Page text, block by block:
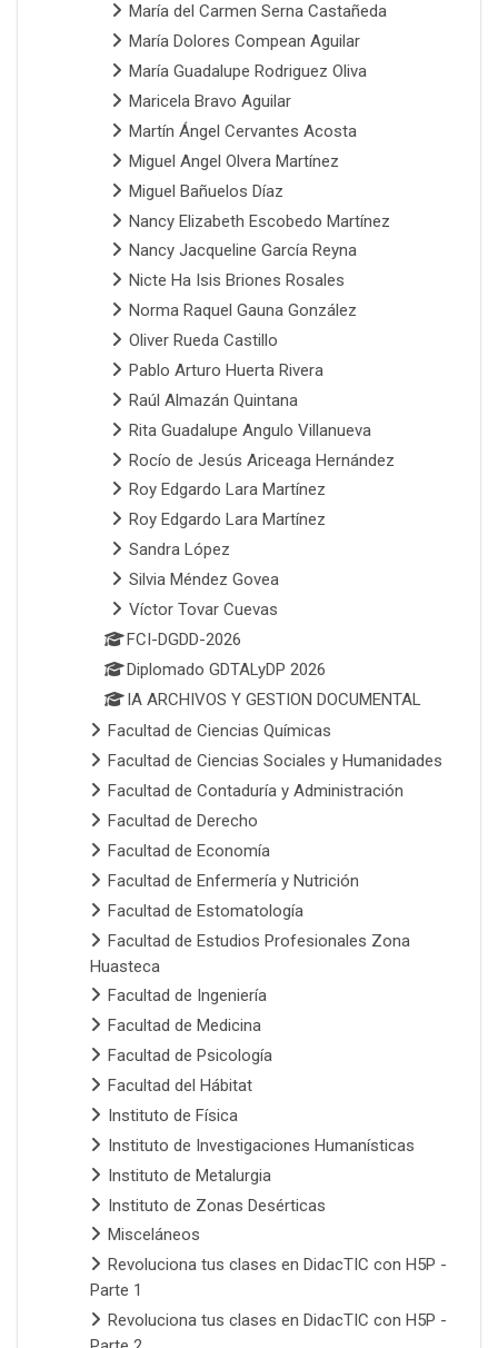
María del Carmen Serna Castañeda
María Dolores Compean Aguilar
María Guadalupe Rodriguez Oliva
Maricela Bravo Aguilar
Martín Ángel Cervantes Acosta
Miguel Angel Olvera Martínez
Miguel Bañuelos Díaz
Nancy Elizabeth Escobedo Martínez
Nancy Jacqueline García Reyna
Nicte Ha Isis Briones Rosales
Norma Raquel Gauna González
Oliver Rueda Castillo
Pablo Arturo Huerta Rivera
Raúl Almazán Quintana
Rita Guadalupe Angulo Villanueva
Rocío de Jesús Ariceaga Hernández
Roy Edgardo Lara Martínez
Roy Edgardo Lara Martínez
Sandra López
Silvia Méndez Govea
Víctor Tovar Cuevas
FCI-DGDD-2026
Diplomado GDTALyDP 2026
IA ARCHIVOS Y GESTION DOCUMENTAL
Facultad de Ciencias Químicas
Facultad de Ciencias Sociales y Humanidades
Facultad de Contaduría y Administración
Facultad de Derecho
Facultad de Economía
Facultad de Enfermería y Nutrición
Facultad de Estomatología
Facultad de Estudios Profesionales Zona
Huasteca
Facultad de Ingeniería
Facultad de Medicina
Facultad de Psicología
Facultad del Hábitat
Instituto de Física
Instituto de Investigaciones Humanísticas
Instituto de Metalurgia
Instituto de Zonas Desérticas
Misceláneos
Revoluciona tus clases en DidacTIC con H5P -
Parte 1
Revoluciona tus clases en DidacTIC con H5P -